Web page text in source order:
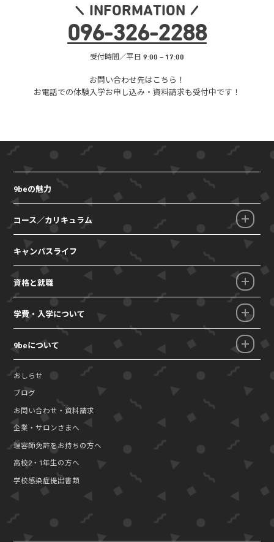
INFORMATION
096-326-2288
受付時間／平日 9:00 – 17:00
お問い合わせ先はこちら！
お電話での体験入学お申し込み・ 資料請求も受付中です！
9beの魅力
コース／カリキュラム
キャンパスライフ
資格と就職
学費・入学について
9beについて
おしらせ
ブログ
お問い合わせ・資料請求
企業・サロンさまへ
理容師免許をお持ちの方へ
高校2・1年生の方へ
学校感染症提出書類